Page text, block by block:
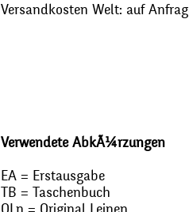
Versandkosten Welt: auf
Verwendete AbkÃ¼rzungen
EA = Erstausgabe
TB = Taschenbuch